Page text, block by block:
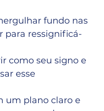
fundo nas
para ressignificá-
como seu signo e
esse
um plano claro e